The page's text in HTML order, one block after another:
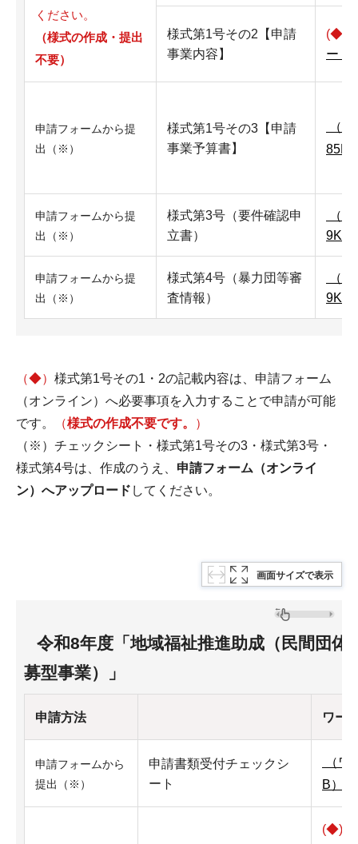
ください。
（様式の作成・提出
不要）
様式第1号その2【申請
事業内容】
(◆)
ード
申請フォームから提
出（※）
様式第1号その3【申請
事業予算書】
（
申請フォームから提
出（※）
様式第3号（要件確認申
立書）
（
9KB
申請フォームから提
出（※）
様式第4号（暴力団等審
査情報）
（
9KB
（◆） 様式第1号その1・2の記載内容は、申請フォーム
（オンライン）へ必要事項を入力することで申請が可能
です。
（様式の作成不要です。
）
（※）チェックシート・様式第1号その3・様式第3号・
様式第4号は、作成のうえ、 申請フォーム（オンライ
ン）へアップロード してください。
画面サイズで表示
令和8年度 「地域福祉推進助成（民間団
募型事業）」
申請方法 ワー
申請フォームから
提出（※）
申請書類受付チェックシ
ート
（ワ
B）
(◆)